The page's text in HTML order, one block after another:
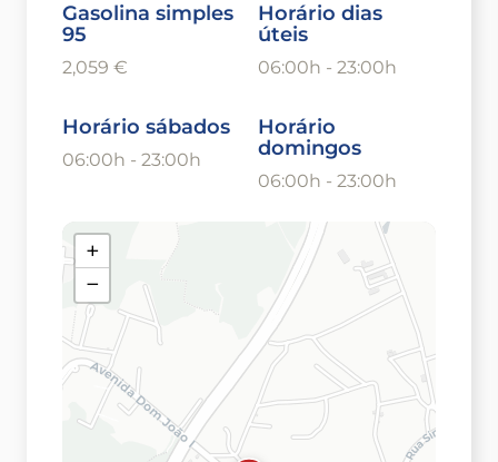
Gasolina simples
95
2,059 €
Horário dias
úteis
06:00h - 23:00h
Horário sábados
06:00h - 23:00h
Horário
domingos
06:00h - 23:00h
+
−